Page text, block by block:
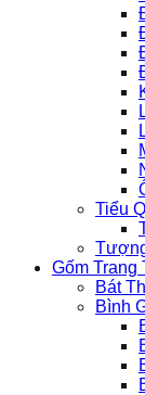
Tiểu
Gốm Trang
Bát
Bình